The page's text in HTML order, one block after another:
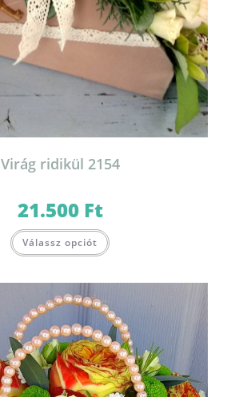
Virág ridikül 2154
21.500 Ft
Válassz opciót